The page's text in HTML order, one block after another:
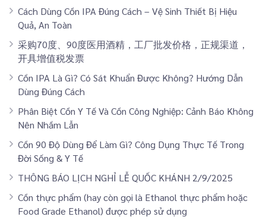
Cách Dùng Cồn IPA Đúng Cách – Vệ Sinh Thiết Bị Hiệu
Quả, An Toàn
采购70度、90度医用酒精，工厂批发价格，正规渠道，
开具增值税发票
Cồn IPA Là Gì? Có Sát Khuẩn Được Không? Hướng Dẫn
Dùng Đúng Cách
Phân Biệt Cồn Y Tế Và Cồn Công Nghiệp: Cảnh Báo Không
Nên Nhầm Lẫn
Cồn 90 Độ Dùng Để Làm Gì? Công Dụng Thực Tế Trong
Đời Sống & Y Tế
THÔNG BÁO LỊCH NGHỈ LỄ QUỐC KHÁNH 2/9/2025
Cồn thực phẩm (hay còn gọi là Ethanol thực phẩm hoặc
Food Grade Ethanol) được phép sử dụng